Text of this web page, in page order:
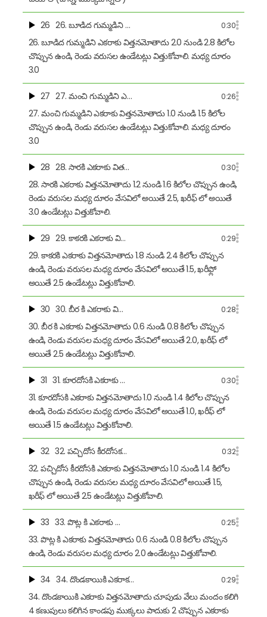
26 26. బూడిద గుమ్మడిని … 0:30
26. బూడిద గుమ్మడిని ఎకరాకు విత్తనమోతాదు 2.0 నుండి 2.8 కిలోల
చొప్పున ఉండి, రెండు వరుసల ఉండేటట్లు విత్తుకోవాలి. మధ్య దూరం
3.0
27 27. మంచి గుమ్మడిని ఎ… 0:26
27. మంచి గుమ్మడిని ఎకరాకు విత్తనమోతాదు 1.0 నుండి 1.5 కిలోల
చొప్పున ఉండి, రెండు వరుసల ఉండేటట్లు విత్తుకోవాలి. మధ్య దూరం
3.0
28 28. సారకి ఎకరాకు విత… 0:30
28. సారకి ఎకరాకు విత్తనమోతాదు 1.2 నుండి 1.6 కిలోల చొప్పున ఉండి,
రెండు వరుసల మధ్య దూరం వేసవిలో అయితే 2.5, ఖరీఫ్ లో అయితే
3.0 ఉండేటట్లు విత్తుకోవాలి.
29 29. కాకరకి ఎకరాకు వి… 0:29
29. కాకరకి ఎకరాకు విత్తనమోతాదు 1.8 నుండి 2.4 కిలోల చొప్పున
ఉండి, రెండు వరుసల మధ్య దూరం వేసవిలో అయితే 1.5, ఖరీఫ్లో
అయితే 2.5 ఉండేటట్లు విత్తుకోవాలి.
30 30. బీర కి ఎకరాకు వి… 0:28
30. బీర కి ఎకరాకు విత్తనమోతాదు 0.6 నుండి 0.8 కిలోల చొప్పున
ఉండి, రెండు వరుసల మధ్య దూరం వేసవిలో అయితే 2.0, ఖరీఫ్ లో
అయితే 2.5 ఉండేటట్లు విత్తుకోవాలి.
31 31. కూరదోసకి ఎకరాకు … 0:30
31. కూరదోసకి ఎకరాకు విత్తనమోతాదు 1.0 నుండి 1.4 కిలోల చొప్పున
ఉండి, రెండు వరుసల మధ్య దూరం వేసవిలో అయితే 1.0, ఖరీఫ్ లో
అయితే 1.5 ఉండేటట్లు విత్తుకోవాలి.
32 32. పచ్చిదోస కీరదోసక… 0:32
32. పచ్చిదోస కీరదోసకి ఎకరాకు విత్తనమోతాదు 1.0 నుండి 1.4 కిలోల
చొప్పున ఉండి, రెండు వరుసల మధ్య దూరం వేసవిలో అయితే 1.5,
ఖరీఫ్ లో అయితే 2.5 ఉండేటట్లు విత్తుకోవాలి.
33 33. పొట్ల కి ఎకరాకు … 0:25
33. పొట్ల కి ఎకరాకు విత్తనమోతాదు 0.6 నుండి 0.8 కిలోల చొప్పున
ఉండి, రెండు వరుసల మధ్య దూరం 2.0 ఉండేటట్లు విత్తుకోవాలి.
34 34. దొండకాయికి ఎకరాక… 0:29
34. దొండకాయికి ఎకరాకు విత్తనమోతాదు చూపుడు వేలు మందం కలిగి
4 కణుపులు కలిగిన కాండపు ముక్కలు పాదుకు 2 చొప్పున ఎకరాకు